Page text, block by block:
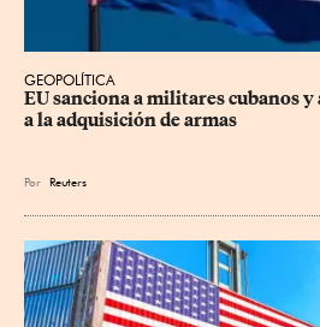
GEOPOLÍTICA
EU sanciona a militares cubanos
a la adquisición de armas
Por Reuters